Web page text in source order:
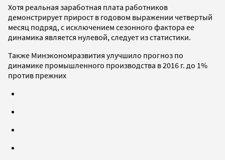
Хотя реальная заработная плата работников
демонстрирует прирост в годовом выражении четвертый
месяц подряд, с исключением сезонного фактора ее
динамика является нулевой, следует из статистики.
Также Минэкономразвития улучшило прогноз по
динамике промышленного производства в 2016 г. до 1%
против прежних